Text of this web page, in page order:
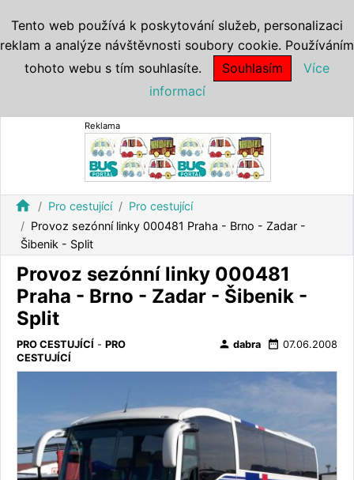
Reklama
home Pro cestující
Pro cestující
Provoz sezónní linky 000481 Praha - Brno - Zadar -
Šibenik - Split
Provoz sezónní linky 000481
Praha - Brno - Zadar - Šibenik -
Split
PRO CESTUJÍCÍ - PRO
CESTUJÍCÍ
person dabra date_range 07.06.2008
Tento web používá k poskytování služeb, personalizaci
reklam a analýze návštěvnosti soubory cookie. Používáním
tohoto webu s tím souhlasíte.
Souhlasím
Více
informací